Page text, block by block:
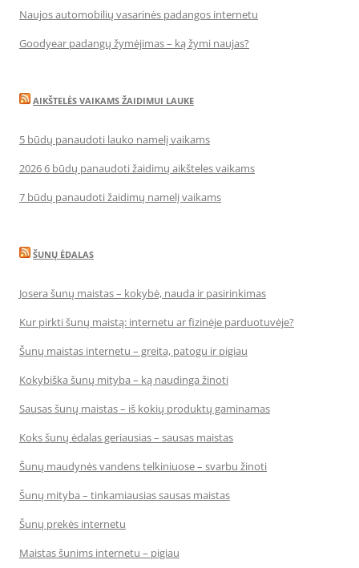
Naujos automobilių vasarinės padangos internetu
Goodyear padangų žymėjimas – ką žymi naujas?
AIKŠTELĖS VAIKAMS ŽAIDIMUI LAUKE
5 būdų panaudoti lauko namelį vaikams
2026 6 būdų panaudoti žaidimų aikšteles vaikams
7 būdų panaudoti žaidimų namelį vaikams
ŠUNŲ ĖDALAS
Josera šunų maistas – kokybė, nauda ir pasirinkimas
Kur pirkti šunų maistą: internetu ar fizinėje parduotuvėje?
Šunų maistas internetu – greita, patogu ir pigiau
Kokybiška šunų mityba – ką naudinga žinoti
Sausas šunų maistas – iš kokių produktų gaminamas
Koks šunų ėdalas geriausias – sausas maistas
Šunų maudynės vandens telkiniuose – svarbu žinoti
Šunų mityba – tinkamiausias sausas maistas
Šunų prekės internetu
Maistas šunims internetu – pigiau